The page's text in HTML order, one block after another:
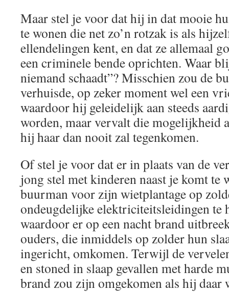
Maar stel je voor dat hij in dat mooie
te wonen die net zo’n rotzak is als
ellendelingen kent, en dat ze allemaal
een criminele bende oprichten. Waar
niemand schaadt”? Misschien zou de
verhuisde, op zeker moment wel een
waardoor hij geleidelijk aan steeds
worden, maar vervalt die mogelijkheid
hij haar dan nooit zal tegenkomen.
Of stel je voor dat er in plaats van de
jong stel met kinderen naast je komt te
buurman voor zijn wietplantage op
ondeugdelijke elektriciteitsleidingen te
waardoor er op een nacht brand
ouders, die inmiddels op zolder hun
ingericht, omkomen. Terwijl de
en stoned in slaap gevallen met harde
brand zou zijn omgekomen als hij daar